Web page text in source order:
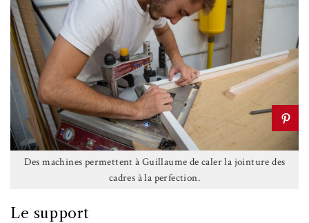
Des machines permettent à Guillaume de caler la jointure des
cadres à la perfection.
Le support